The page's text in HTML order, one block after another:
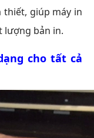
thiết, giúp máy in
lượng bản in.
cho tất cả